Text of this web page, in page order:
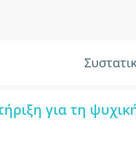
για τη